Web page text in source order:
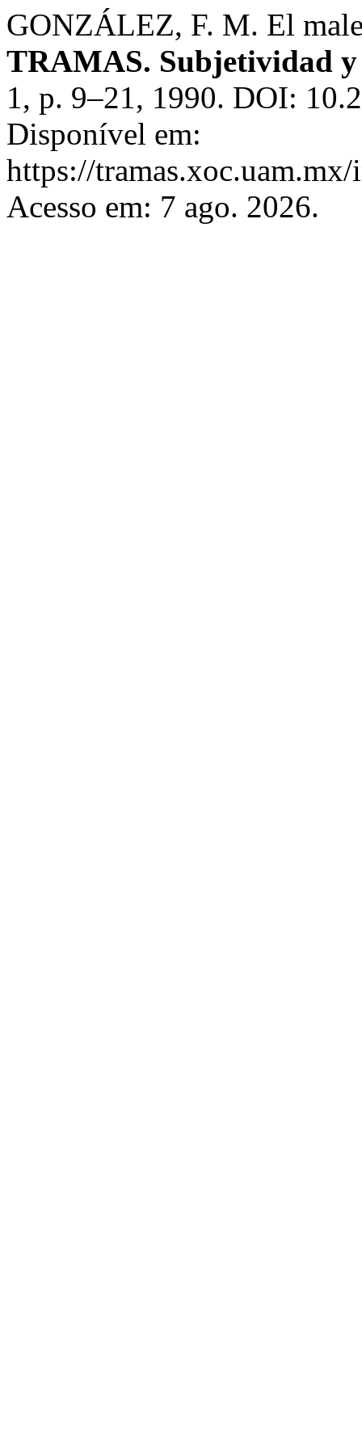
GONZÁLEZ, F. M. El
TRAMAS. Subjetividad y
1, p. 9–21, 1990. DOI:
Disponível em:
https://
Acesso em: 7 ago. 2026.